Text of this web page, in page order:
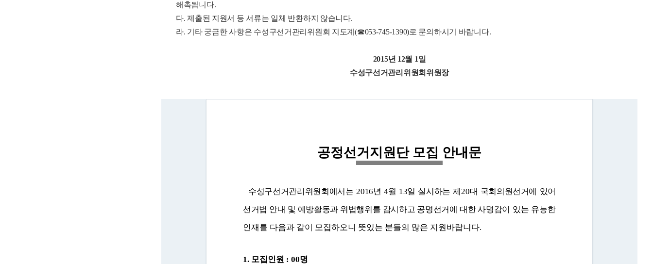
해촉됩니다.
다. 제출된 지원서 등 서류는 일체 반환하지 않습니다.
라. 기타 궁금한 사항은 수성구선거관리위원회 지도계(☎053-745-1390)로 문의하시기 바랍니다.
2015년 12월 1일
수성구선거관리위원회위원장